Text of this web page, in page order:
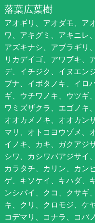
落葉広葉樹
アオギリ、アオダモ、ア
ワ、アキグミ、アキニレ
アズキナシ、アブラギリ
リカデイゴ、アワブキ、
デ、イチジク、イヌエン
ブナ、イボタノキ、イロ
ギ、ウチワノキ、ウツギ
ワミズザクラ、エゴノキ
オオカメノキ、オオカン
マリ、オトコヨウゾメ、
イノキ、カキ、ガクアジ
シワ、カシワバアジサイ
カラタチ、カリン、カン
ゲ、キソケイ、キハダ、
ンシバイ、クコ、クサギ
キ、クリ、クロモジ、ケ
コデマリ、コナラ、コバ